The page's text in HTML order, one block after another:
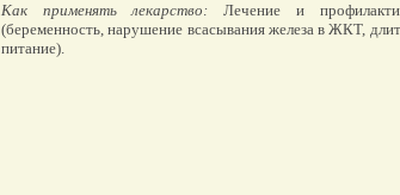
Как применять лекарство: Лечение и
(беременность, нарушение всасывания железа в ЖКТ,
питание).